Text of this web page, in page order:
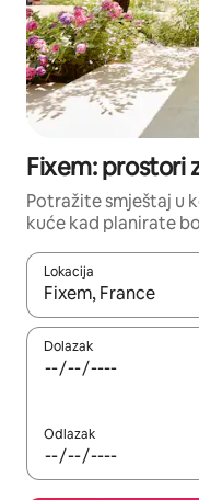
Fixem: prostori
Potražite smještaj u
kuće kad planirate
Lokacija
Kada budu dostupni
Dolazak
Odlazak